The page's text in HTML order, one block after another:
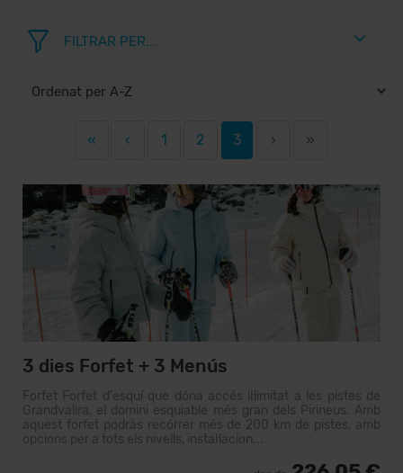
FILTRAR PER...
« ‹ 1 2 3 › »
3 dies Forfet + 3 Menús
Forfet Forfet d'esquí que dóna accés il·limitat a les pistes de
Grandvalira, el domini esquiable més gran dels Pirineus. Amb
aquest forfet podràs recórrer més de 200 km de pistes, amb
opcions per a tots els nivells, instal·lacion...